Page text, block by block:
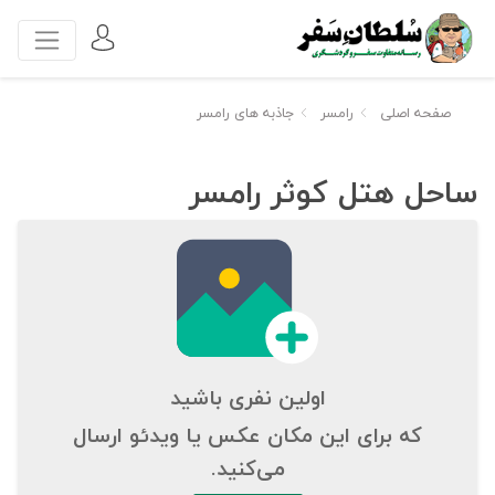
صفحه اصلی رامسر جاذبه های رامسر
ساحل هتل کوثر رامسر
اولین نفری باشید
که برای این مکان عکس یا ویدئو ارسال
می‌کنید.